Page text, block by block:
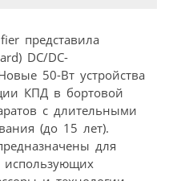
представила
DC/DC-
50-Вт устройства
КПД в бортовой
с длительными
(до 15 лет).
для
использующих